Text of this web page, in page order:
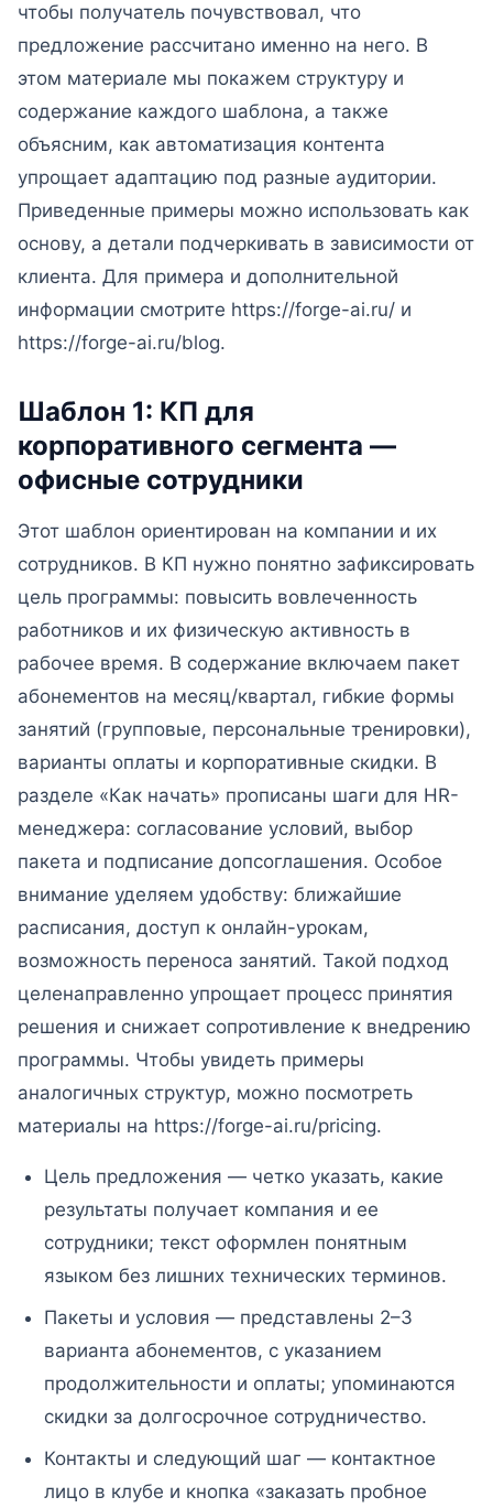
чтобы получатель почувствовал, что
предложение рассчитано именно на него. В
этом материале мы покажем структуру и
содержание каждого шаблона, а также
объясним, как автоматизация контента
упрощает адаптацию под разные аудитории.
Приведенные примеры можно использовать как
основу, а детали подчеркивать в зависимости от
клиента. Для примера и дополнительной
информации смотрите https://forge-ai.ru/ и
https://forge-ai.ru/blog.
Шаблон 1: КП для
корпоративного сегмента —
офисные сотрудники
Этот шаблон ориентирован на компании и их
сотрудников. В КП нужно понятно зафиксировать
цель программы: повысить вовлеченность
работников и их физическую активность в
рабочее время. В содержание включаем пакет
абонементов на месяц/квартал, гибкие формы
занятий (групповые, персональные тренировки),
варианты оплаты и корпоративные скидки. В
разделе «Как начать» прописаны шаги для HR-
менеджера: согласование условий, выбор
пакета и подписание допсоглашения. Особое
внимание уделяем удобству: ближайшие
расписания, доступ к онлайн-урокам,
возможность переноса занятий. Такой подход
целенаправленно упрощает процесс принятия
решения и снижает сопротивление к внедрению
программы. Чтобы увидеть примеры
аналогичных структур, можно посмотреть
материалы на https://forge-ai.ru/pricing.
Цель предложения — четко указать, какие
результаты получает компания и ее
сотрудники; текст оформлен понятным
языком без лишних технических терминов.
Пакеты и условия — представлены 2–3
варианта абонементов, с указанием
продолжительности и оплаты; упоминаются
скидки за долгосрочное сотрудничество.
Контакты и следующий шаг — контактное
лицо в клубе и кнопка «заказать пробное